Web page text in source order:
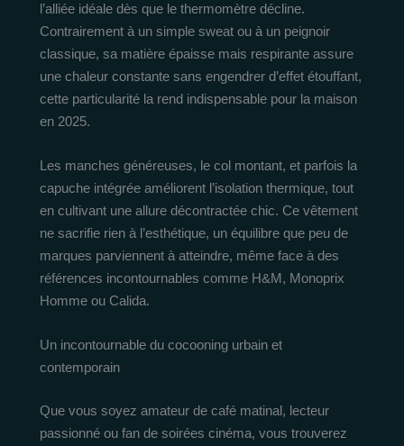
l’alliée idéale dès que le thermomètre décline.
Contrairement à un simple sweat ou à un peignoir
classique, sa matière épaisse mais respirante assure
une chaleur constante sans engendrer d’effet étouffant,
cette particularité la rend indispensable pour la maison
en 2025.
Les manches généreuses, le col montant, et parfois la
capuche intégrée améliorent l’isolation thermique, tout
en cultivant une allure décontractée chic. Ce vêtement
ne sacrifie rien à l’esthétique, un équilibre que peu de
marques parviennent à atteindre, même face à des
références incontournables comme H&M, Monoprix
Homme ou Calida.
Un incontournable du cocooning urbain et
contemporain
Que vous soyez amateur de café matinal, lecteur
passionné ou fan de soirées cinéma, vous trouverez